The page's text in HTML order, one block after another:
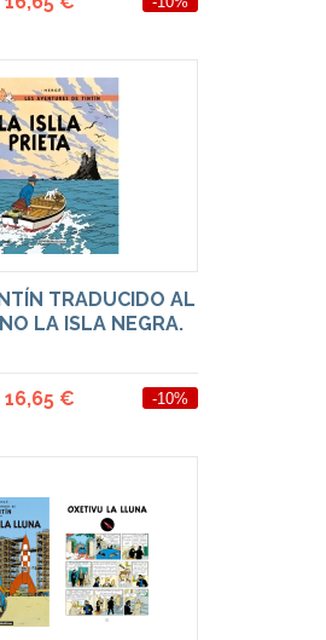
TRADUCIDO AL
LA ISLA NEGRA.
16,65 € -10%